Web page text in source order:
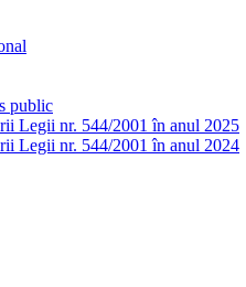
public
Legii nr. 544/2001 în anul 2025
Legii nr. 544/2001 în anul 2024